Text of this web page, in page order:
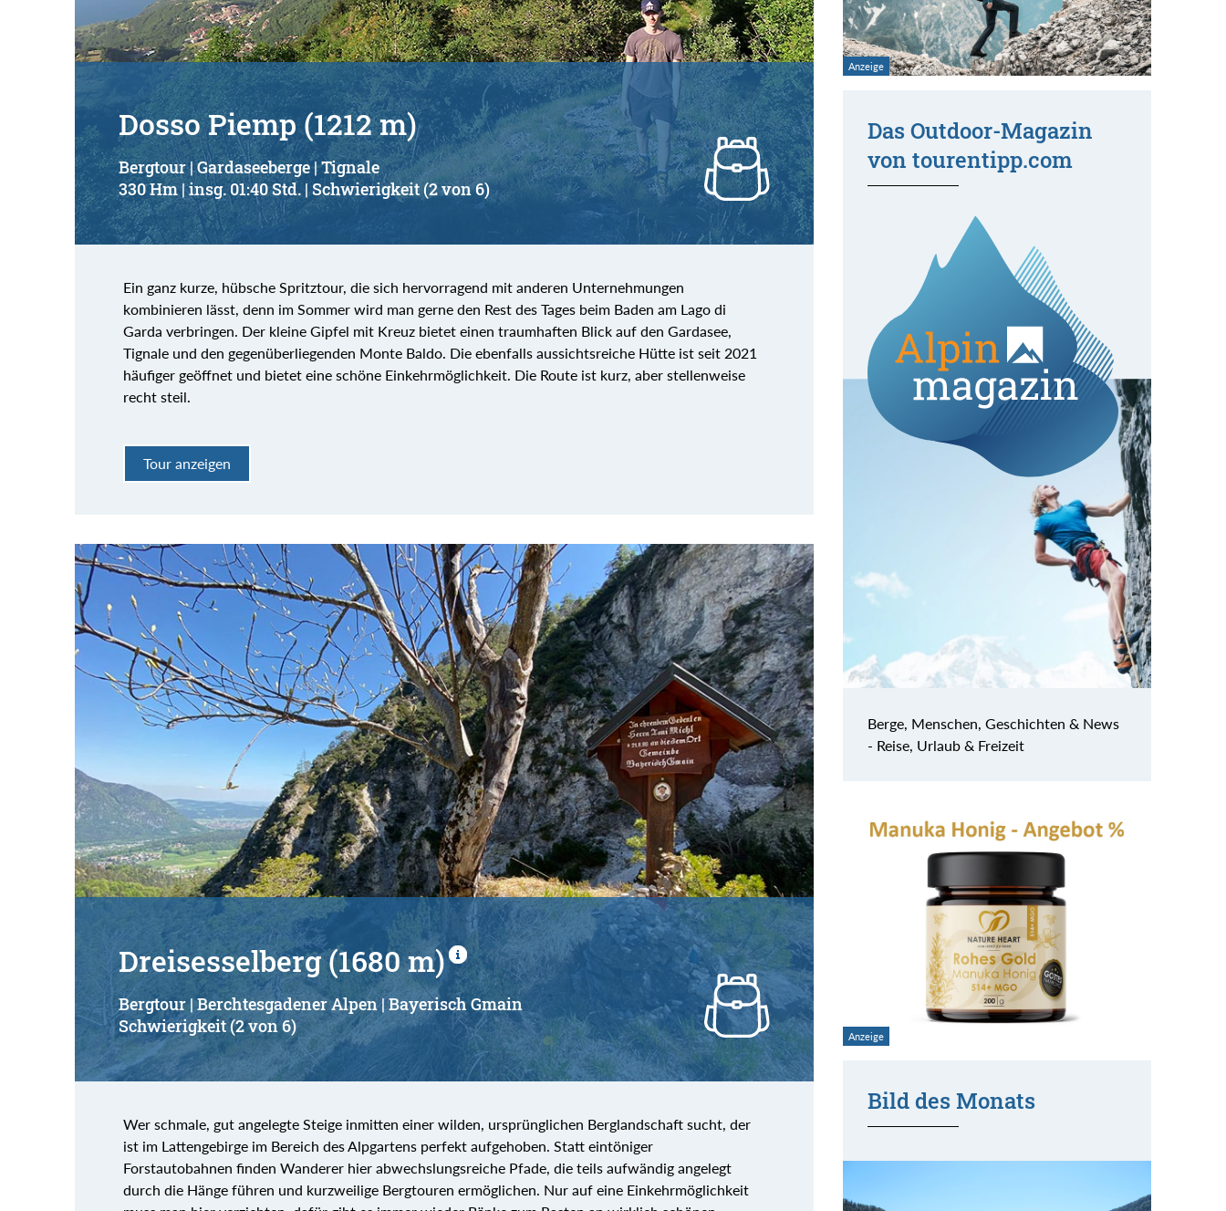
Dosso Piemp (1212 m)
Bergtour | Gardaseeberge | Tignale
330 Hm | insg. 01:40 Std. | Schwierigkeit (2 von 6)
Ein ganz kurze, hübsche Spritztour, die sich hervorragend mit anderen Unternehmungen
kombinieren lässt, denn im Sommer wird man gerne den Rest des Tages beim Baden am Lago di
Garda verbringen. Der kleine Gipfel mit Kreuz bietet einen traumhaften Blick auf den Gardasee,
Tignale und den gegenüberliegenden Monte Baldo. Die ebenfalls aussichtsreiche Hütte ist seit 2021
häufiger geöffnet und bietet eine schöne Einkehrmöglichkeit. Die Route ist kurz, aber stellenweise
recht steil.
Tour anzeigen
Dreisesselberg (1680 m)
Bergtour | Berchtesgadener Alpen | Bayerisch Gmain
Schwierigkeit (2 von 6)
Wer schmale, gut angelegte Steige inmitten einer wilden, ursprünglichen Berglandschaft sucht, der
ist im Lattengebirge im Bereich des Alpgartens perfekt aufgehoben. Statt eintöniger
Forstautobahnen finden Wanderer hier abwechslungsreiche Pfade, die teils aufwändig angelegt
durch die Hänge führen und kurzweilige Bergtouren ermöglichen. Nur auf eine Einkehrmöglichkeit
Das Outdoor-Magazin
von tourentipp.com
Berge, Menschen, Geschichten & News
- Reise, Urlaub & Freizeit
Bild des Monats